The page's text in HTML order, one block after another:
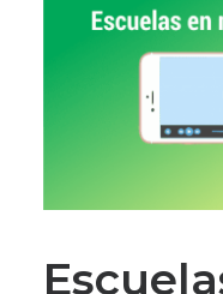
TRÁMITES Y SERVICIOS
PARQUE INDUSTRIAL
RECAUDACIONES